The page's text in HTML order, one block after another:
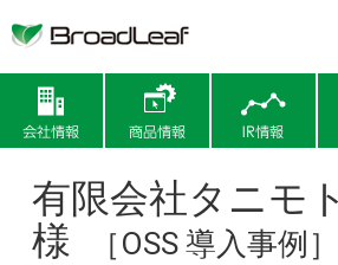
商
有限会社タニモ
様
［OSS 導入事例］